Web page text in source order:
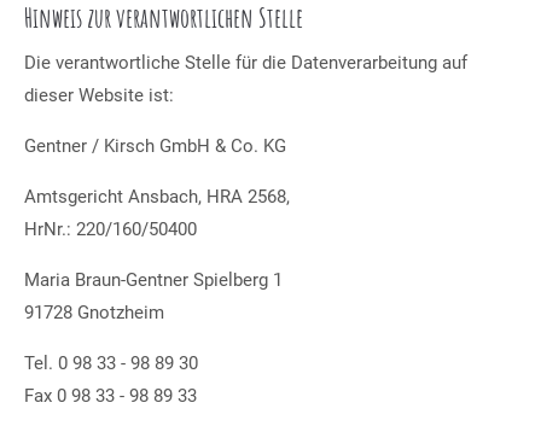
Hinweis zur verantwortlichen Stelle
Die verantwortliche Stelle für die Datenverarbeitung auf
dieser Website ist:
Gentner / Kirsch GmbH & Co. KG
Amtsgericht Ansbach, HRA 2568,
HrNr.: 220/160/50400
Maria Braun-Gentner Spielberg 1
91728 Gnotzheim
Tel. 0 98 33 - 98 89 30
Fax 0 98 33 - 98 89 33